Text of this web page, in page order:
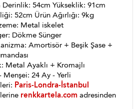
54cm Yükseklik: 91cm
52cm Ürün Ağırlığı: 9kg
Metal iskelet
Dökme Sünger
Amortisör + Beşik Şase +
Metal Ayaklı + Kromajlı
Menşei: 24 Ay - Yerli
Paris-Londra-İstanbul
renkkartela.com adresinden